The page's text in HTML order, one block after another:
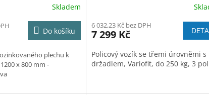
Skladem
Do košíku
plechu k
x 800 mm -
6 032,23 Kč bez DPH
7 299 Kč
Policový vozík se třemi úrovněmi s
držadlem, Variofit, do 250 kg, 3